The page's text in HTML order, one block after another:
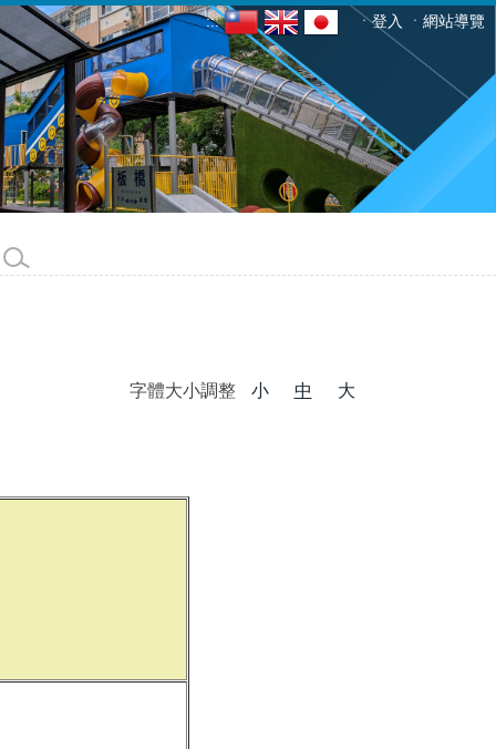
::: ㆍ登入 ㆍ網站導覽
字體大小調整 小 中 大